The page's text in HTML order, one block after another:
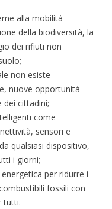
alla mobilità
della biodiversità, la
dei rifiuti non
non esiste
nuove opportunità
dei cittadini;
come
sensori e
qualsiasi dispositivo,
i giorni;
per ridurre i
fossili con
tutti.